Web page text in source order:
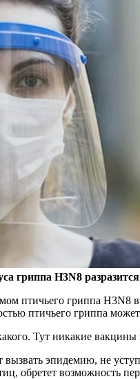
гриппа H3N8
птичьего гриппа H3N8
птичьего гриппа
Тут никакие
эпидемию, не
обретет возможность